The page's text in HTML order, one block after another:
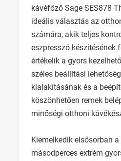
kávéfőző Sage SES878
ideális választás az
számára, akik teljes
eszpresszó készítésének
értékelik a gyors
széles beállítási
kialakításának és a
köszönhetően remek
minőségi otthoni
Kiemelkedik elsősorban
másodperces extrém